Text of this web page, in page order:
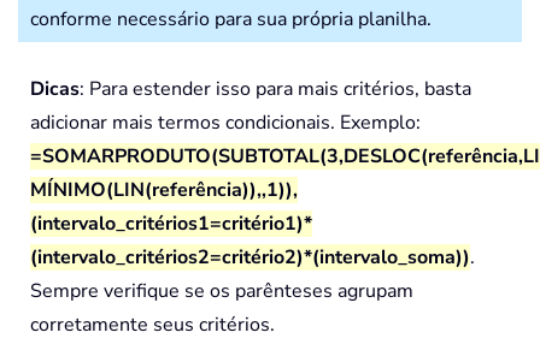
conforme necessário para sua própria planilha.
Dicas: Para estender isso para mais critérios, basta
adicionar mais termos condicionais. Exemplo:
MÍNIMO(LIN(referência)),,1)),
(intervalo_critérios1=critério1)*
(intervalo_critérios2=critério2)*(intervalo_soma)).
Sempre verifique se os parênteses agrupam
corretamente seus critérios.